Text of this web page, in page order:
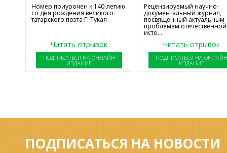
Номер приурочен к 140-летию
со дня рождения великого
татарского поэта Г. Тукая
Читать отрывок
ПОДПИСАТЬСЯ НА ОНЛАЙН
ИЗДАНИЕ
Рецензируемый научно-
документальный журнал,
посвященный актуальным
проблемам отечественной
исто...
Читать отрывок
ПОДПИСАТЬСЯ НА
ИЗДАНИЕ
ПОДПИСАТЬСЯ НА НОВОСТИ